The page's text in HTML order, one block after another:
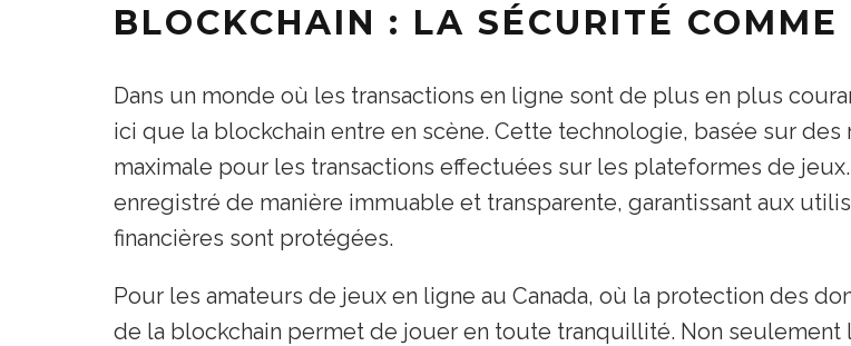
BLOCKCHAIN : LA SÉCURITÉ COMME
Dans un monde où les transactions en ligne sont de plus en plus
ici que la blockchain entre en scène. Cette technologie, basée sur
maximale pour les transactions effectuées sur les plateformes de
enregistré de manière immuable et transparente, garantissant aux
financières sont protégées.
Pour les amateurs de jeux en ligne au Canada, où la protection des
de la blockchain permet de jouer en toute tranquillité. Non